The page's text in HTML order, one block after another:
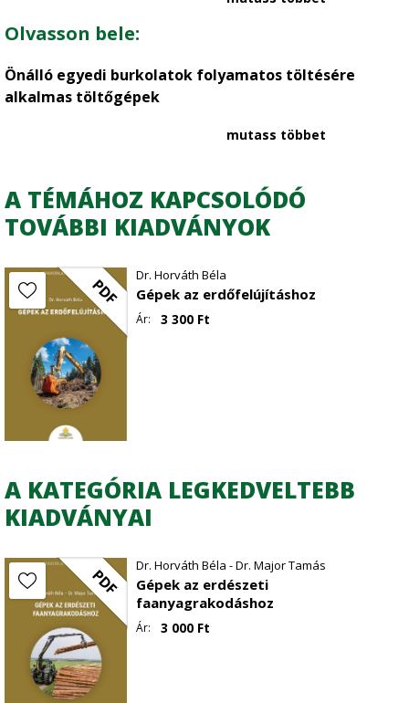
2.5. Öntözés gépei
2.7. Kiemelés, kezelés, vermelés gépei
3. Burkolt gyökérzetű csemetetermesztés gépei
3.2. Tömbösített egyedi burkolatok töltőgépei
Felhasznált irodalom
Olvasson bele:
Önálló egyedi burkolatok folyamatos töltésére
alkalmas töltőgépek
mutass többet
A TÉMÁHOZ KAPCSOLÓDÓ
TOVÁBBI KIADVÁNYOK
PDF Dr. Horváth Béla
Gépek az erdőfelújításhoz
Ár: 3 300 Ft
A KATEGÓRIA LEGKEDVELTEBB
KIADVÁNYAI
PDF Dr. Horváth Béla - Dr. Major Tamás
Gépek az erdészeti
faanyagrakodáshoz
Ár: 3 000 Ft